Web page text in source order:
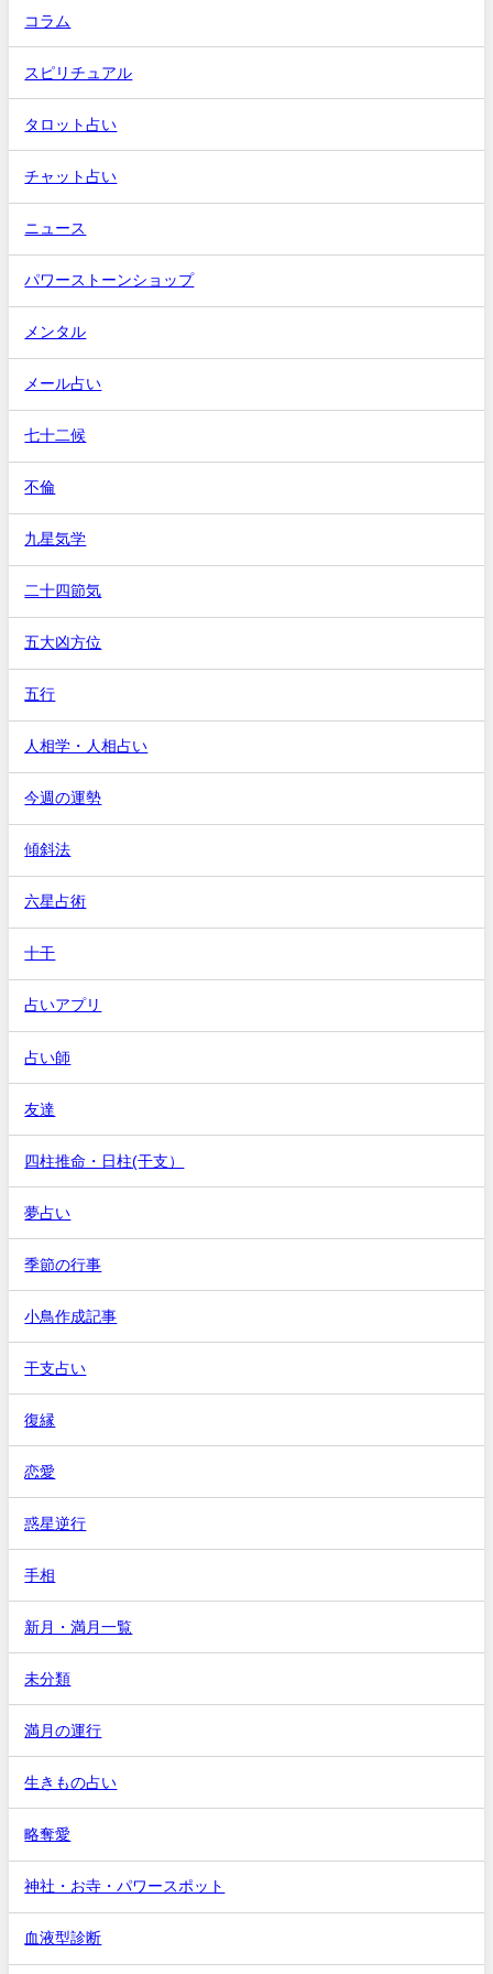
コラム
スピリチュアル
タロット占い
チャット占い
ニュース
パワーストーンショップ
メンタル
メール占い
七十二候
不倫
九星気学
二十四節気
五大凶方位
五行
人相学・人相占い
今週の運勢
傾斜法
六星占術
十干
占いアプリ
占い師
友達
四柱推命・日柱(干支）
夢占い
季節の行事
小鳥作成記事
干支占い
復縁
恋愛
惑星逆行
手相
新月・満月一覧
未分類
満月の運行
生きもの占い
略奪愛
神社・お寺・パワースポット
血液型診断